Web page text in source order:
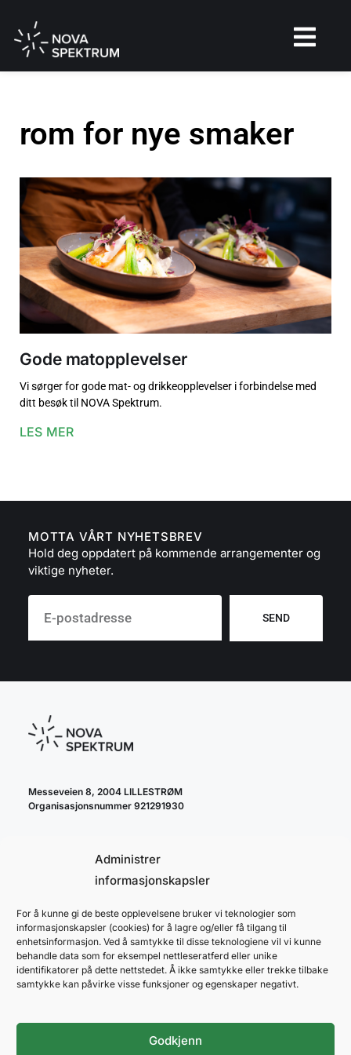
Administrer
informasjonskapsler
For å kunne gi de beste opplevelsene bruker vi teknologier som
informasjonskapsler (cookies) for å lagre og/eller få tilgang til
enhetsinformasjon. Ved å samtykke til disse teknologiene vil vi kunne
behandle data som for eksempel nettleseratferd eller unike
identifikatorer på dette nettstedet. Å ikke samtykke eller trekke tilbake
samtykke kan påvirke visse funksjoner og egenskaper negativt.
Godkjenn
rom for nye smaker
Gode matopplevelser
Vi sørger for gode mat- og drikkeopplevelser i forbindelse med
ditt besøk til NOVA Spektrum.
LES MER
MOTTA VÅRT NYHETSBREV
Hold deg oppdatert på kommende arrangementer og
viktige nyheter.
SEND
Messeveien 8, 2004 LILLESTRØM
Organisasjonsnummer 921291930
cookie policy
personvernerklæring